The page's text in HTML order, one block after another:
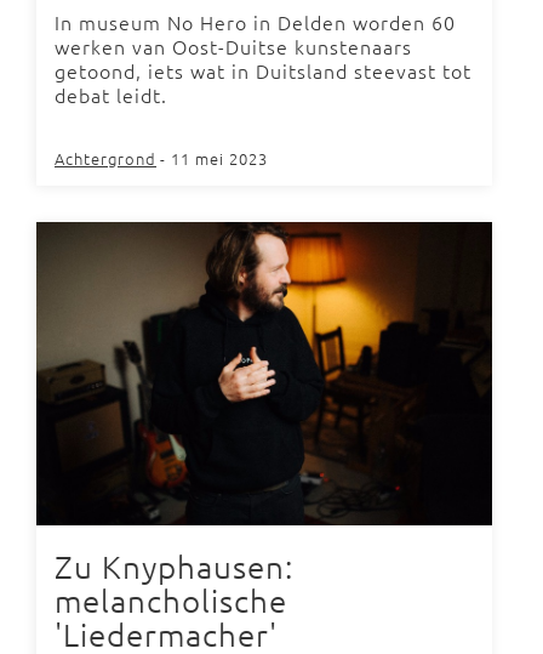
In museum No Hero in Delden worden 60
werken van Oost-Duitse kunstenaars
getoond, iets wat in Duitsland steevast tot
debat leidt.
Achtergrond - 11 mei 2023
Zu Knyphausen:
melancholische
'Liedermacher'